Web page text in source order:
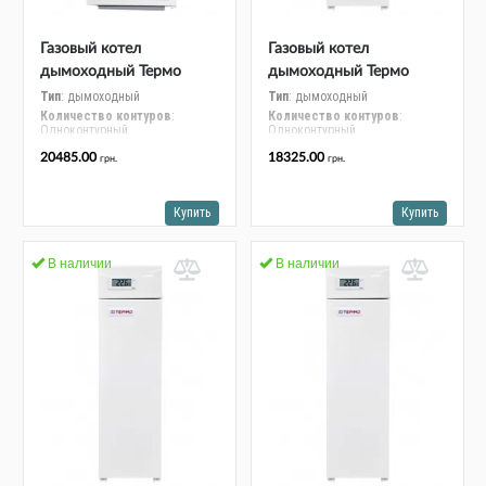
Газовый котел
дымоходный Термо
АОГВ 16 А
Тип: дымоходный
Количество контуров:
Одноконтурный
Номинальная мощность, кВт
15-16
20485.00 грн.
Купить
Газовый котел
дымоходный Термо
АОГВ 12,5 А
Тип: дымоходный
Количество контуров:
Одноконтурный
Номинальная мощность, кВт
12
18325.00 грн.
Купить
В наличии В наличии